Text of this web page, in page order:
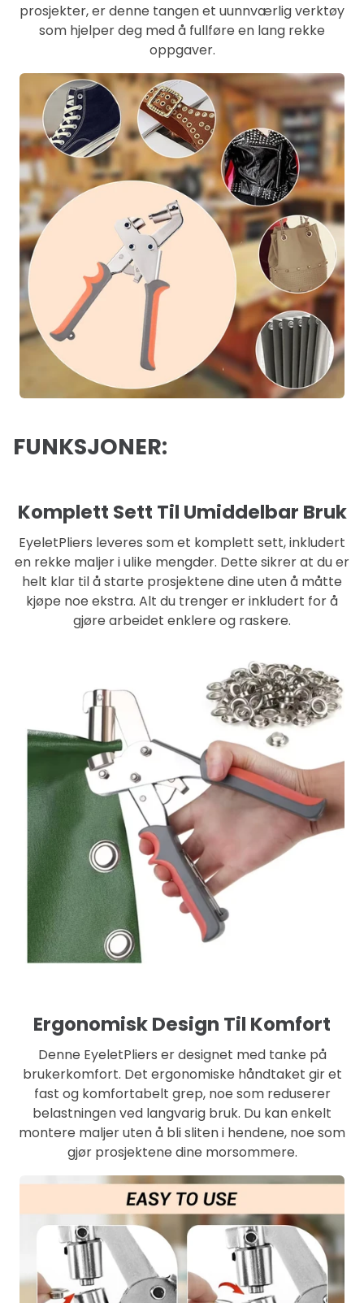
prosjekter, er denne tangen et uunnværlig verktøy
som hjelper deg med å fullføre en lang rekke
oppgaver.
FUNKSJONER:
Komplett Sett Til Umiddelbar Bruk
EyeletPliers leveres som et komplett sett, inkludert
en rekke maljer i ulike mengder. Dette sikrer at du er
helt klar til å starte prosjektene dine uten å måtte
kjøpe noe ekstra. Alt du trenger er inkludert for å
gjøre arbeidet enklere og raskere.
Ergonomisk Design Til Komfort
Denne EyeletPliers er designet med tanke på
brukerkomfort. Det ergonomiske håndtaket gir et
fast og komfortabelt grep, noe som reduserer
belastningen ved langvarig bruk. Du kan enkelt
montere maljer uten å bli sliten i hendene, noe som
gjør prosjektene dine morsommere.